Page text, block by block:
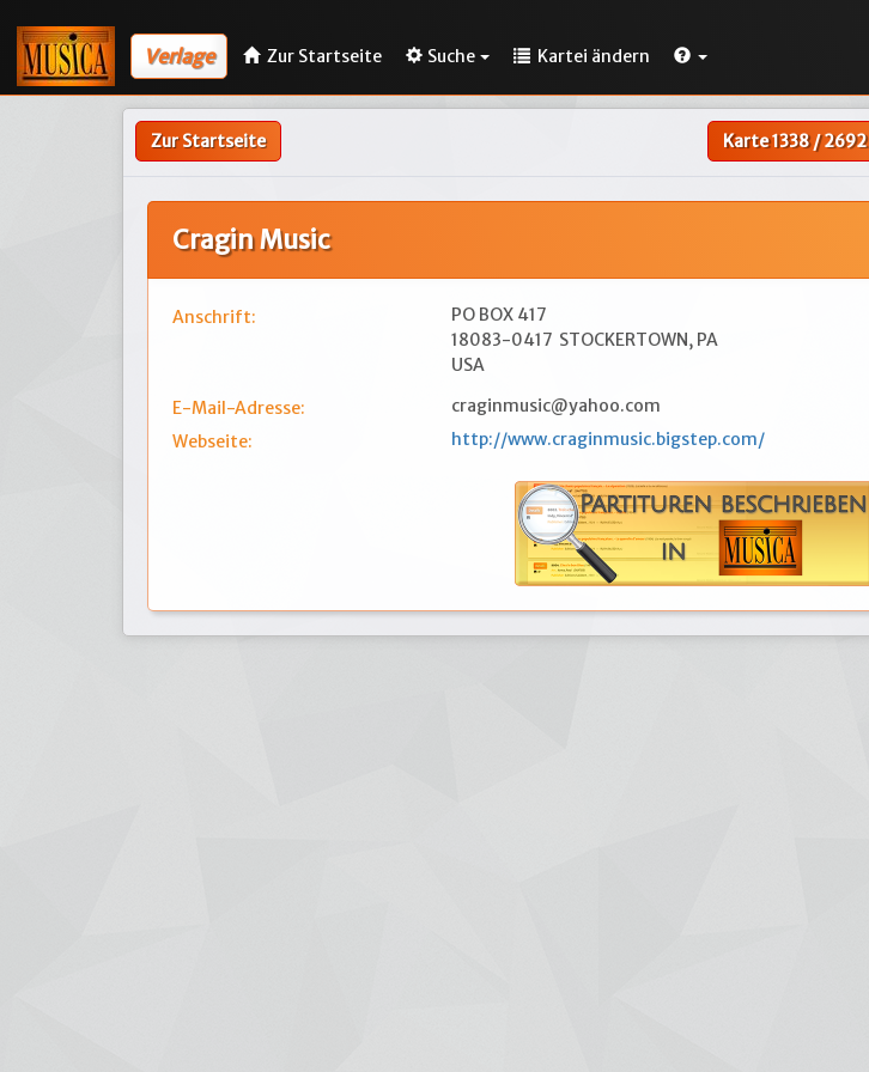
Verlage Zur Startseite Suche Kartei ändern
Zur Startseite Karte1338/2692
Cragin Music
Anschrift:
PO BOX 417
18083-0417 STOCKERTOWN, PA
USA
E-Mail-Adresse:
craginmusic@yahoo.com
Webseite:
http://www.craginmusic.bigstep.com/